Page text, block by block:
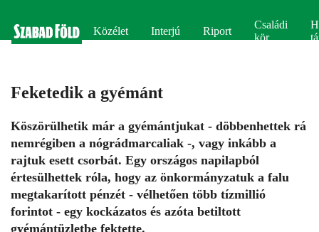
Közélet Interjú Riport
Családi
kör
Feketedik a gyémánt
Köszörülhetik már a gyémántjukat - döbbenhettek rá
nemrégiben a nógrádmarcaliak -, vagy inkább a
rajtuk esett csorbát. Egy országos napilapból
értesülhettek róla, hogy az önkormányzatuk a falu
megtakarított pénzét - vélhetően több tízmillió
forintot - egy kockázatos és azóta betiltott
gyémántüzletbe fektette.